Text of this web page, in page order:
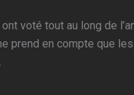
voté tout au long de
prend en compte que